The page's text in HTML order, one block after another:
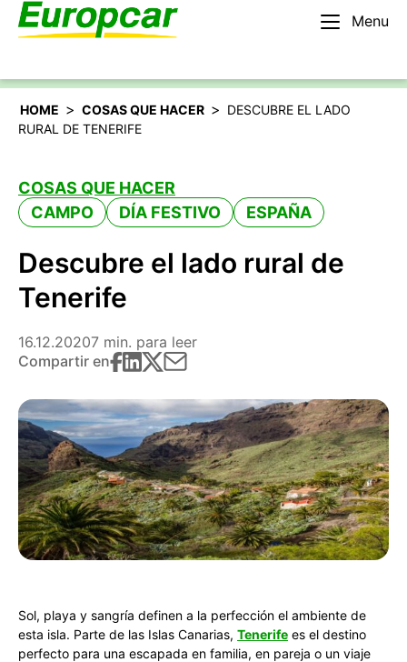
Menu
Español
HOME > COSAS QUE HACER > DESCUBRE EL LADO
RURAL DE TENERIFE
COSAS QUE HACER
CAMPO
DÍA FESTIVO ESPAÑA
Descubre el lado rural de
Tenerife
16.12.20207 min. para leer
Compartir en
Sol, playa y sangría definen a la perfección el ambiente de
esta isla. Parte de las Islas Canarias, Tenerife es el destino
perfecto para una escapada en familia, en pareja o un viaje